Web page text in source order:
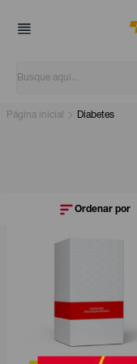
Página inicial Diabetes
Ordenar por